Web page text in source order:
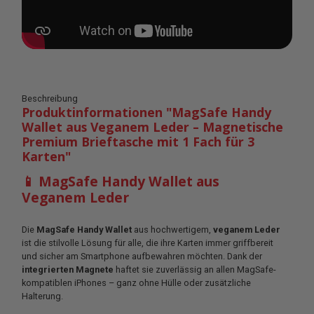
Beschreibung
Produktinformationen "MagSafe Handy
Wallet aus Veganem Leder – Magnetische
Premium Brieftasche mit 1 Fach für 3
Karten"
📱 MagSafe Handy Wallet aus
Veganem Leder
Die MagSafe Handy Wallet aus hochwertigem, veganem Leder
ist die stilvolle Lösung für alle, die ihre Karten immer griffbereit
und sicher am Smartphone aufbewahren möchten. Dank der
integrierten Magnete haftet sie zuverlässig an allen MagSafe-
kompatiblen iPhones – ganz ohne Hülle oder zusätzliche
Halterung.